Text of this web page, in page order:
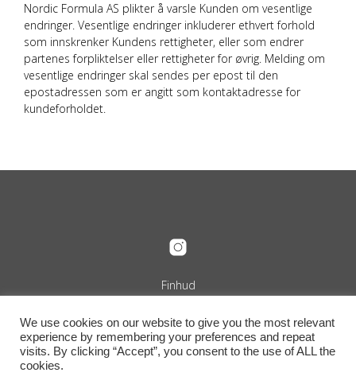
Nordic Formula AS plikter å varsle Kunden om vesentlige
endringer. Vesentlige endringer inkluderer ethvert forhold
som innskrenker Kundens rettigheter, eller som endrer
partenes forpliktelser eller rettigheter for øvrig. Melding om
vesentlige endringer skal sendes per epost til den
epostadressen som er angitt som kontaktadresse for
kundeforholdet.
Finhud
+47 916 29 322
info@finhud.no
Niels Juels Gate 25, 0257 Oslo
We use cookies on our website to give you the most relevant
experience by remembering your preferences and repeat
visits. By clicking “Accept”, you consent to the use of ALL the
cookies.